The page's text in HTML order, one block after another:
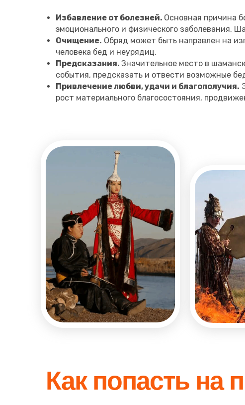
Избавление от болезней. Основная причина
эмоционального и физического заболевания.
Очищение. Обряд может быть направлен на
человека бед и неурядиц.
Предсказания. Значительное место в
события, предсказать и отвести возможные
Привлечение любви, удачи и благополучия.
рост материального благосостояния,
Как попасть на